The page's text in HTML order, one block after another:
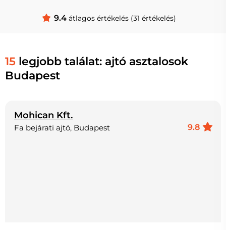
9.4átlagos értékelés (31 értékelés)
15 legjobb találat: ajtó asztalosok
Budapest
Mohican Kft.
9.8
Fa bejárati ajtó, Budapest